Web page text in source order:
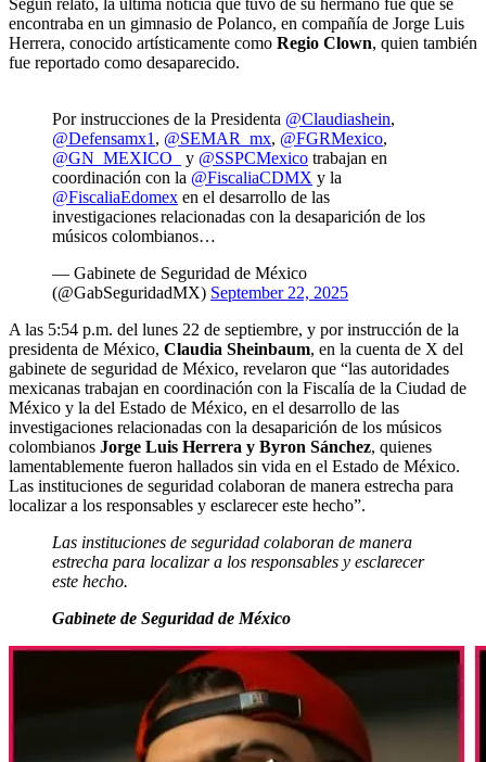
encontraba en un gimnasio de Polanco, en compañía de Jorge Luis
Herrera, conocido artísticamente como Regio Clown, quien también
fue reportado como desaparecido.
Por instrucciones de la Presidenta @Claudiashein,
@Defensamx1 , @SEMAR_mx, @FGRMexico,
@GN_MEXICO_
y @SSPCMexico trabajan en
coordinación con la @FiscaliaCDMX y la
@FiscaliaEdomex en el desarrollo de las
investigaciones relacionadas con la desaparición de los
músicos colombianos…
— Gabinete de Seguridad de México
(@GabSeguridadMX) September 22, 2025
A las 5:54 p.m. del lunes 22 de septiembre, y por instrucción de la
presidenta de México, Claudia Sheinbaum, en la cuenta de X del
gabinete de seguridad de México, revelaron que “las autoridades
mexicanas trabajan en coordinación con la Fiscalía de la Ciudad de
México y la del Estado de México, en el desarrollo de las
investigaciones relacionadas con la desaparición de los músicos
colombianos Jorge Luis Herrera y Byron Sánchez, quienes
lamentablemente fueron hallados sin vida en el Estado de México.
Las instituciones de seguridad colaboran de manera estrecha para
localizar a los responsables y esclarecer este hecho”.
Las instituciones de seguridad colaboran de manera
estrecha para localizar a los responsables y esclarecer
este hecho.
Gabinete de Seguridad de México